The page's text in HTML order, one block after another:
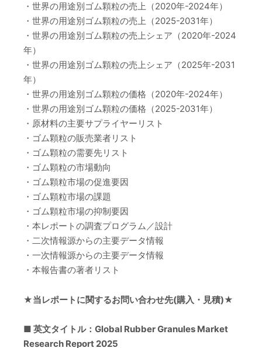
・世界の用途別ゴム顆粒の売上（2020年-2024年）
・世界の用途別ゴム顆粒の売上（2025-2031年）
・世界の用途別ゴム顆粒の売上シェア（2020年-2024
年）
・世界の用途別ゴム顆粒の売上シェア（2025年-2031
年）
・世界の用途別ゴム顆粒の価格（2020年-2024年）
・世界の用途別ゴム顆粒の価格（2025-2031年）
・原材料の主要サプライヤーリスト
・ゴム顆粒の販売業者リスト
・ゴム顆粒の需要先リスト
・ゴム顆粒の市場動向
・ゴム顆粒市場の促進要因
・ゴム顆粒市場の課題
・ゴム顆粒市場の抑制要因
・本レポートの調査プログラム／設計
・二次情報源からの主要データ情報
・一次情報源からの主要データ情報
・本報告書の著者リスト
★当レポートに関するお問い合わせ先(購入・見積)★
■ 英文タイトル：Global Rubber Granules Market
Research Report 2025